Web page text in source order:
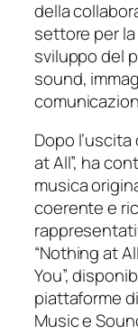
della
settore per
sviluppo del
sound,
Dopo
at All”, ha
musica
coerente e
“Nothing at
You”,
piattaforme
Music e